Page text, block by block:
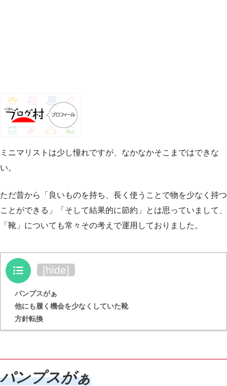
ミニマリストは少し憧れですが、なかなかそこまではできな
い。
ただ昔から「良いものを持ち、長く使うことで物を少なく持つ
ことができる」「そして結果的に節約」とは思っていまして、
「靴」についても常々その考えで運用しておりました。
目次 [hide]
パンプスがぁ
他にも履く機会を少なくしていた靴
方針転換
パンプスがぁ